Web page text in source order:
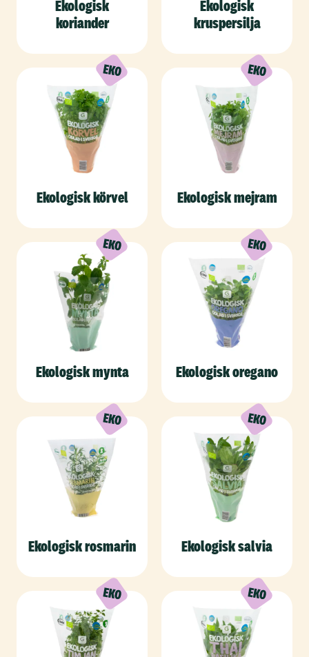
Ekologisk
koriander
Ekologisk
kruspersilja
Ekologisk körvel Ekologisk mejram
Ekologisk mynta Ekologisk oregano
Ekologisk rosmarin Ekologisk salvia